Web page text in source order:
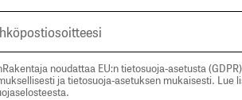
noudattaa EU:n tietosuoja-asetusta
ja tietosuoja-asetuksen mukaisesti. Lue